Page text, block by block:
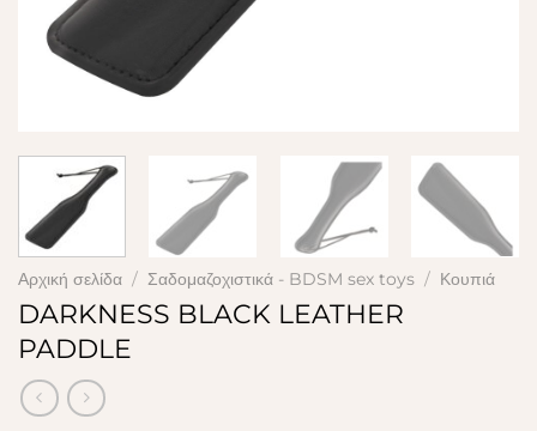
Αρχική σελίδα / Σαδομαζοχιστικά - BDSM sex toys / Κουπιά
DARKNESS BLACK LEATHER
PADDLE